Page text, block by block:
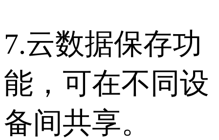
7.云数据保存功
能，可在不同设
备间共享。